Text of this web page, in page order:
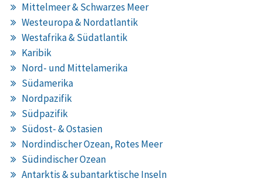
Mittelmeer & Schwarzes Meer
Westeuropa & Nordatlantik
Westafrika & Südatlantik
Karibik
Nord- und Mittelamerika
Südamerika
Nordpazifik
Südpazifik
Südost- & Ostasien
Nordindischer Ozean, Rotes Meer
Südindischer Ozean
Antarktis & subantarktische Inseln